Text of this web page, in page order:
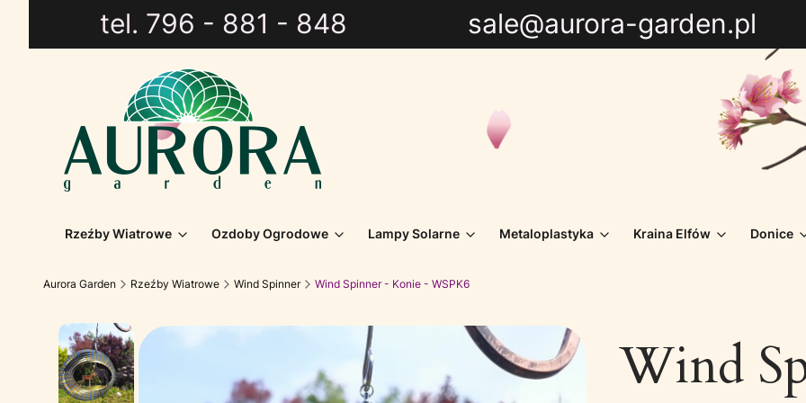
tel. 796 - 881 - 848 sale@aurora-garden.pl
Rzeźby Wiatrowe Ozdoby Ogrodowe Lampy Solarne Metaloplastyka Kraina Elfów Donice
Aurora Garden Rzeźby Wiatrowe Wind Spinner Wind Spinner - Konie - WSPK6
Wind